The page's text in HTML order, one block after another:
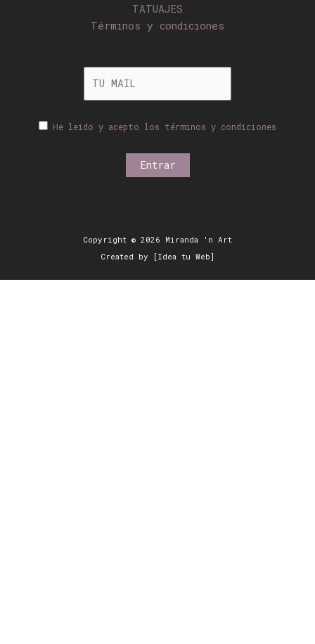
TATUAJES
Términos y condiciones
He leído y acepto los términos y condiciones
Copyright © 2026 Miranda 'n Art
Created by [Idea tu Web]